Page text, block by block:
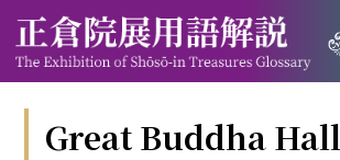
Great Buddha Hall